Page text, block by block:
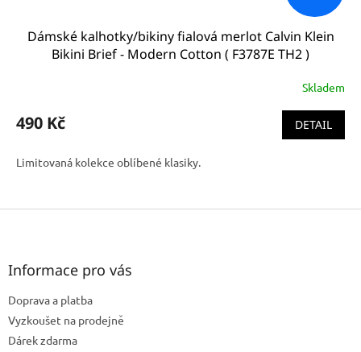
Dámské kalhotky/bikiny fialová merlot Calvin Klein
Bikini Brief - Modern Cotton ( F3787E TH2 )
Skladem
490 Kč DETAIL
Limitovaná kolekce oblíbené klasiky.
Z
Informace pro vás
Doprava a platba
Vyzkoušet na prodejně
Dárek zdarma